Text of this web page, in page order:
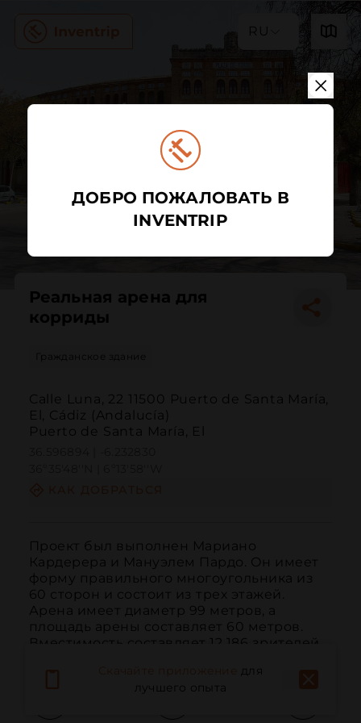
RU
Реальная арена для
корриды
Гражданское здание
Calle Luna, 22 11500 Puerto de Santa María,
El, Cádiz (Andalucía)
Puerto de Santa María, El
Проект был выполнен Мариано
Кардерера и Мануэлем Пардо. Он имеет
форму правильного многоугольника из
60 сторон и состоит из трех этажей.
Арена имеет диаметр 99 метров, а
площадь арены составляет 60 метров.
Вместимость составляет 12 186 зрителей.
для
лучшего опыта
ДОБРО ПОЖАЛОВАТЬ В
INVENTRIP